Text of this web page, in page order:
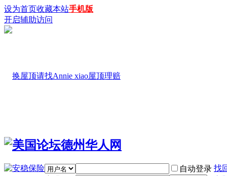
设为首页收藏本站手机版
开启辅助访问
自动登录 找